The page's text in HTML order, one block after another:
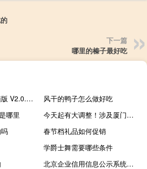
下一篇
哪里的榛子最好吃
配音神器专业版电脑版 V2.0.93 不限次数版（配音神器专业版电脑版 V2.0.93 不限次数版功能简介）
风干的鸭子怎么做好吃
哪里
今天起有大调整！涉及厦门岛内外…… 到底什么情况嘞
春节档礼品如何促销
学爵士舞需要哪些条件
北京企业信用信息公示系统查询(官网)（北京企业信用）